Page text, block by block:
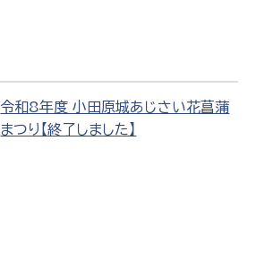
令和8年度 小田原城あじさい花菖蒲
まつり【終了しました】